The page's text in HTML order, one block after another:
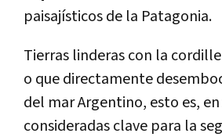
paisajísticos de la Patagonia.
Tierras linderas con la
o que directamente
del mar Argentino, esto es,
consideradas clave para la